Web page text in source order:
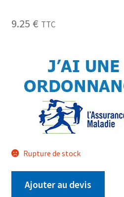
9.25 € TTC
Rupture de stock
Ajouter au devis